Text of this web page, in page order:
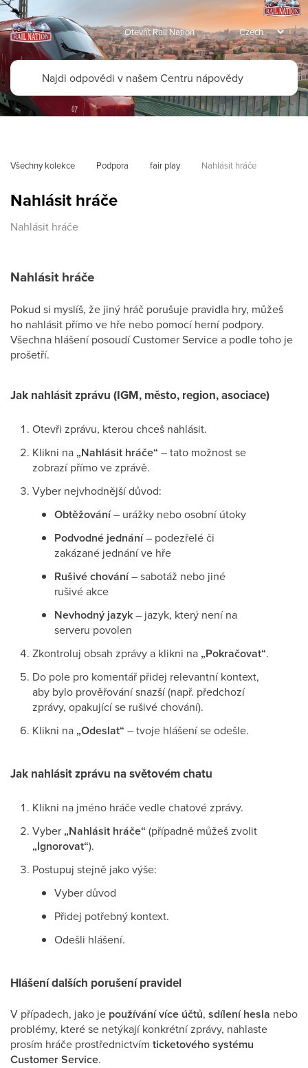
Otevřít Rail Nation
Všechny kolekce Podpora fair play Nahlásit hráče
Nahlásit hráče
Nahlásit hráče
Nahlásit hráče
Pokud si myslíš, že jiný hráč porušuje pravidla hry, můžeš
ho nahlásit přímo ve hře nebo pomocí herní podpory.
Všechna hlášení posoudí Customer Service a podle toho je
prošetří.
Jak nahlásit zprávu (IGM, město, region, asociace)
Otevři zprávu, kterou chceš nahlásit.
Klikni na „Nahlásit hráče“ – tato možnost se
zobrazí přímo ve zprávě.
Vyber nejvhodnější důvod:
Obtěžování– urážky nebo osobní útoky
Podvodné jednání– podezřelé či
zakázané jednání ve hře
Rušivé chování– sabotáž nebo jiné
rušivé akce
Nevhodný jazyk– jazyk, který není na
serveru povolen
Zkontroluj obsah zprávy a klikni na „Pokračovat“.
Do pole pro komentář přidej relevantní kontext,
aby bylo prověřování snazší (např. předchozí
zprávy, opakující se rušivé chování).
Klikni na „Odeslat“ – tvoje hlášení se odešle.
Jak nahlásit zprávu na světovém chatu
Klikni na jméno hráče vedle chatové zprávy.
Vyber „Nahlásit hráče“ (případně můžeš zvolit
„Ignorovat“).
Postupuj stejně jako výše:
Vyber důvod
Přidej potřebný kontext.
Odešli hlášení.
Hlášení dalších porušení pravidel
V případech, jako je používání více účtů, sdílení hesla nebo
problémy, které se netýkají konkrétní zprávy, nahlaste
prosím hráče prostřednictvím ticketového systému
Customer Service.